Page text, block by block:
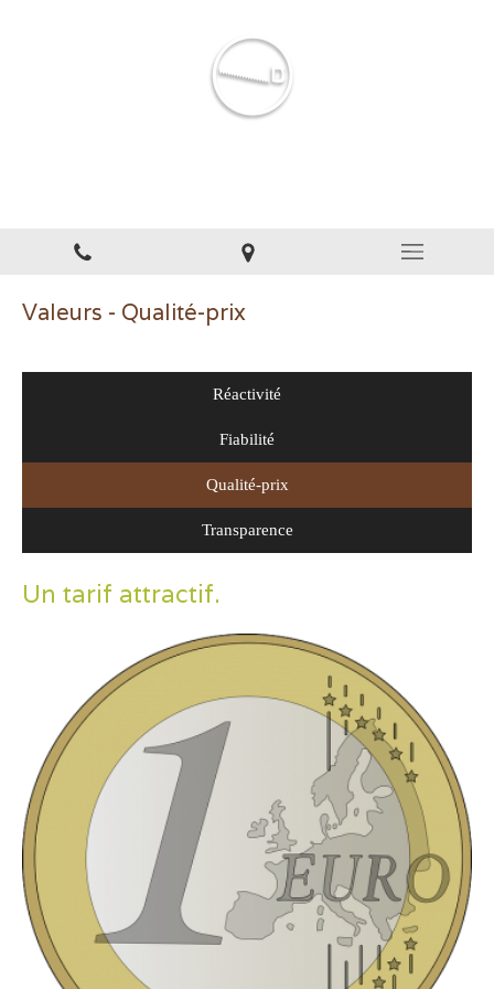
Valeurs - Qualité-prix
Réactivité
Fiabilité
Qualité-prix
Transparence
Un tarif attractif.